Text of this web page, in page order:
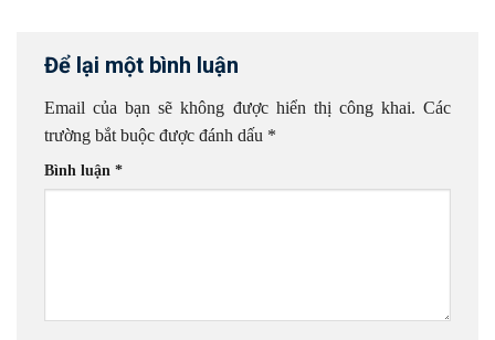
Để lại một bình luận
Email của bạn sẽ không được hiển thị công khai. Các
trường bắt buộc được đánh dấu *
Bình luận *